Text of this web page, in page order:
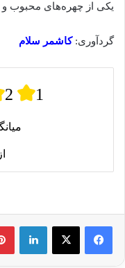
یکی از چهره‌های محبوب و
گردآوری:کاشمر سلام
2 1